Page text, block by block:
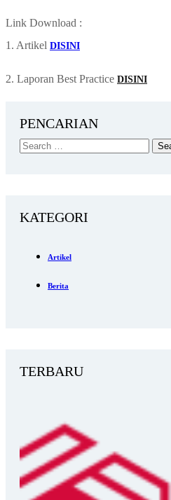
Link Download :
1. Artikel DISINI
2. Laporan Best Practice DISINI
PENCARIAN
KATEGORI
Artikel
Berita
TERBARU